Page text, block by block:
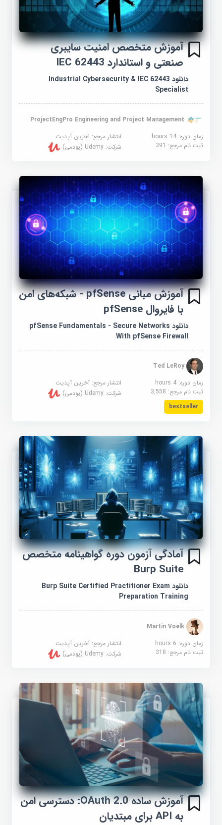
آموزش متخصص امنیت سایبری
صنعتی و استاندارد IEC 62443
دانلود Industrial Cybersecurity & IEC 62443
Specialist
ProjectEngPro Engineering and Project Management
زمان دوره: 14 hours
انتشار مرجع:آخرین آپدیت
ثبت نام مرجع:391 شرکت:Udemy (یودمی)
آموزش مبانی pfSense - شبکه‌های امن
با فایروال pfSense
دانلود pfSense Fundamentals - Secure Networks
With pfSense Firewall
Ted LeRoy
زمان دوره: 4 hours
انتشار مرجع:آخرین آپدیت
ثبت نام مرجع:3,558 شرکت:Udemy (یودمی)
bestseller
آمادگی آزمون دوره گواهینامه متخصص
Burp Suite
دانلود Burp Suite Certified Practitioner Exam
Preparation Training
Martin Voelk
زمان دوره: 6 hours
انتشار مرجع:آخرین آپدیت
ثبت نام مرجع:318 شرکت:Udemy (یودمی)
آموزش ساده OAuth 2.0: دسترسی امن
به API برای مبتدیان